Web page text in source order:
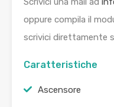
oppure compila il
scrivici direttamente
Caratteristiche
Ascensore